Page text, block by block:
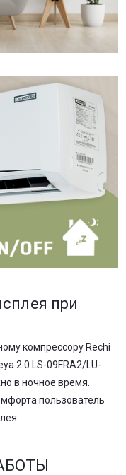
при
компрессору Rechi
2.0 LS-09FRA2/LU-
в ночное время.
пользователь